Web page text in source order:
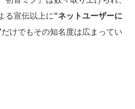
る宣伝以上に“ネットユーザーに
だけでもその知名度は広まってい